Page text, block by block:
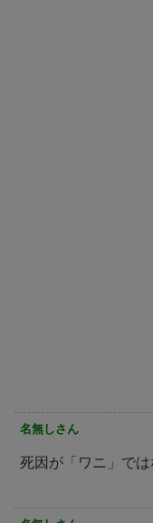
名無しさん
死因が「ワニ」では